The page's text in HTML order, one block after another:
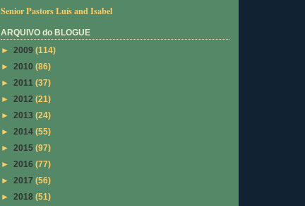
Senior Pastors Luís and Isabel
ARQUIVO do BLOGUE
► 2009 (114)
► 2010 (86)
► 2011 (37)
► 2012 (21)
► 2013 (24)
► 2014 (55)
► 2015 (97)
► 2016 (77)
► 2017 (56)
► 2018 (51)